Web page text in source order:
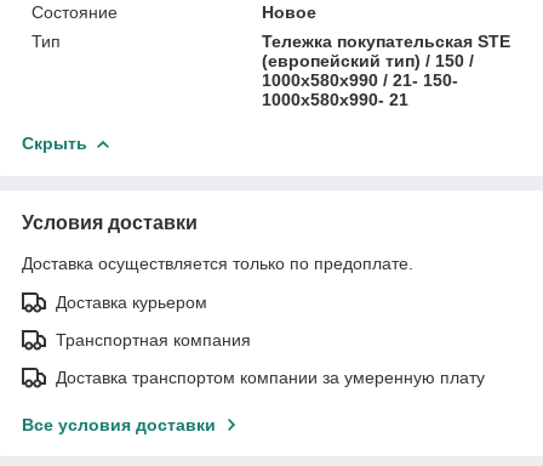
Состояние
Новое
Тип
Тележка покупательская STE
(европейский тип) / 150 /
1000х580х990 / 21- 150-
1000х580х990- 21
Скрыть
Условия доставки
Доставка осуществляется только по предоплате.
Доставка курьером
Транспортная компания
Доставка транспортом компании за умеренную плату
Все условия доставки